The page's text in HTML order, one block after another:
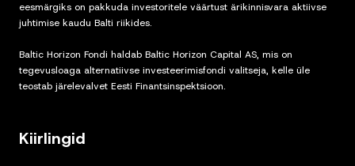
eesmärgiks on pakkuda investoritele väärtust ärikinnisvara aktiivse
juhtimise kaudu Balti riikides.
Baltic Horizon Fondi haldab Baltic Horizon Capital AS, mis on
tegevusloaga alternatiivse investeerimisfondi valitseja, kelle üle
teostab järelevalvet Eesti Finantsinspektsioon.
Kiirlingid